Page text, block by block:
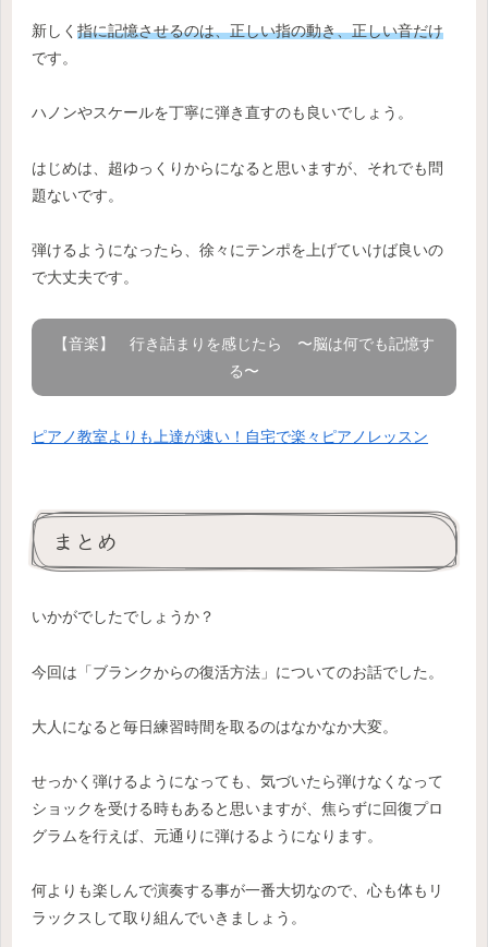
新しく 指に記憶させるのは、正しい指の動き、正しい音だけ
です。
ハノンやスケールを丁寧に弾き直すのも良いでしょう。
はじめは、超ゆっくりからになると思いますが、それでも問
題ないです。
弾けるようになったら、徐々にテンポを上げていけば良いの
で大丈夫です。
【音楽】 行き詰まりを感じたら 〜脳は何でも記憶す
る〜
ピアノ教室よりも上達が速い！自宅で楽々ピアノレッスン
まとめ
いかがでしたでしょうか？
今回は「ブランクからの復活方法」についてのお話でした。
大人になると毎日練習時間を取るのはなかなか大変。
せっかく弾けるようになっても、気づいたら弾けなくなって
ショックを受ける時もあると思いますが、焦らずに回復プロ
グラムを行えば、元通りに弾けるようになります。
何よりも楽しんで演奏する事が一番大切なので、心も体もリ
ラックスして取り組んでいきましょう。